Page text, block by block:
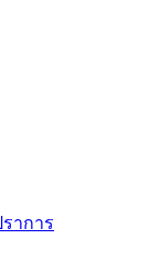
าการ